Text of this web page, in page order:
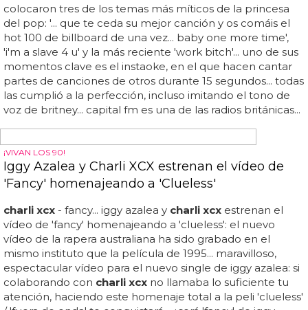
su disco
charli xcxquiere que te toques, así de claro... charli xcx
la masturbación: su mensaje es claro y bastante
explícito... ¿y por qué creecharli que es un hit feminista?
ella misma nos lo cuenta: "las chicas deberían poseer sus
propios cuerpos... no hay muchas segundas lecturas, por
la letra y el título queda claro quecharlite anima a
masturbarte, especialmente si eres una chica, con tal de
romper el tabú de que las chicas no pueden tocarse...
suena a excusa cutre de pop star, pero parece que les ha
funcionado más que bien a madonna o a britney spears
(esta última tiene su propia canción sobre masturbarse,
'touch of my hand', y es un bombazo)... disfruta de 'body
of my own' y seas chico o chica, no tengas miedo...